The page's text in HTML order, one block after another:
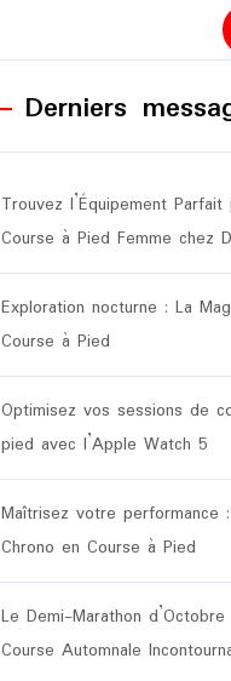
Derniers
Trouvez l’Équipement Parfait
Course à Pied Femme chez
Exploration nocturne : La
Course à Pied
Optimisez vos sessions de
pied avec l’Apple Watch 5
Maîtrisez votre performance
Chrono en Course à Pied
Le Demi-Marathon d’Octobre
Course Automnale